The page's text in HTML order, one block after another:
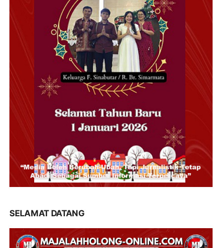
SELAMAT DATANG